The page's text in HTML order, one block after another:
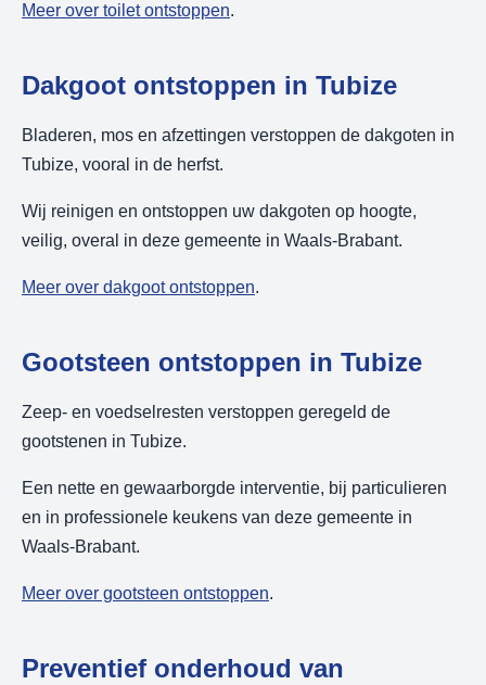
Meer over toilet ontstoppen.
Dakgoot ontstoppen in Tubize
Bladeren, mos en afzettingen verstoppen de dakgoten in
Tubize, vooral in de herfst.
Wij reinigen en ontstoppen uw dakgoten op hoogte,
veilig, overal in deze gemeente in Waals-Brabant.
Meer over dakgoot ontstoppen.
Gootsteen ontstoppen in Tubize
Zeep- en voedselresten verstoppen geregeld de
gootstenen in Tubize.
Een nette en gewaarborgde interventie, bij particulieren
en in professionele keukens van deze gemeente in
Waals-Brabant.
Meer over gootsteen ontstoppen.
Preventief onderhoud van